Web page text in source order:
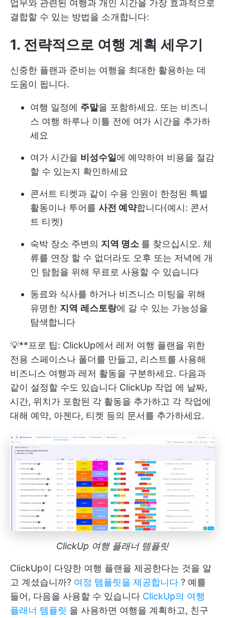
업무와 관련된 여행과 개인 시간을 가장 효과적으로
결합할 수 있는 방법을 소개합니다:
1. 전략적으로 여행 계획 세우기
신중한 플랜과 준비는 여행을 최대한 활용하는 데
도움이 됩니다.
여행 일정에 주말을 포함하세요. 또는 비즈니
스 여행 하루나 이틀 전에 여가 시간을 추가하
세요
여가 시간을 비성수일 에 예약하여 비용을 절감
할 수 있는지 확인하세요
콘서트 티켓과 같이 수용 인원이 한정된 특별
활동이나 투어를 사전 예약합니다(예시: 콘서
트 티켓)
숙박 장소 주변의 지역 명소 를 찾으십시오. 체
류를 연장 할 수 없더라도 오후 또는 저녁에 개
인 탐험을 위해 무료로 사용할 수 있습니다
동료와 식사를 하거나 비즈니스 미팅을 위해
유명한 지역 레스토랑에 갈 수 있는 가능성을
탐색합니다
💡**프로 팁: ClickUp에서 레저 여행 플랜을 위한
전용 스페이스나 폴더를 만들고, 리스트를 사용해
비즈니스 여행과 레저 활동을 구분하세요. 다음과
같이 설정할 수도 있습니다 ClickUp 작업 에 날짜,
시간, 위치가 포함된 각 활동을 추가하고 각 작업에
대해 예약, 아젠다, 티켓 등의 문서를 추가하세요.
ClickUp 여행 플래너 템플릿
ClickUp이 다양한 여행 플랜을 제공한다는 것을 알
고 계셨습니까? 여정 템플릿을 제공합니다 ? 예를
들어, 다음을 사용할 수 있습니다 ClickUp의 여행
플래너 템플릿 을 사용하면 여행을 계획하고, 친구